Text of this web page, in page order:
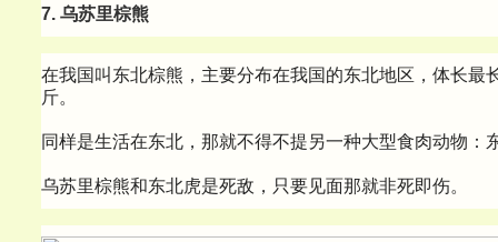
7. 乌苏里棕熊
在我国叫东北棕熊，主要分布在我国的东北地区，体长最
斤。
同样是生活在东北，那就不得不提另一种大型食肉动物：
乌苏里棕熊和东北虎是死敌，只要见面那就非死即伤。